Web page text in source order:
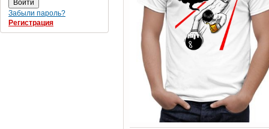
Забыли пароль?
Регистрация